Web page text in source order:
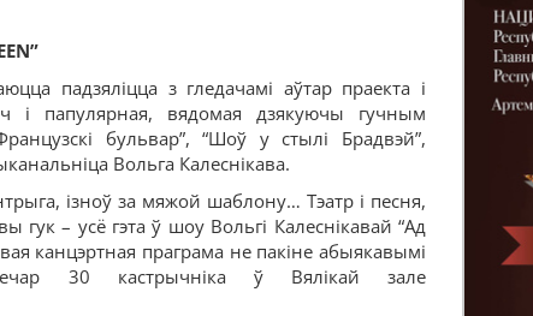
падзяліцца з гледачамі аўтар праекта і
і папулярная, вядомая дзякуючы гучным
бульвар”, “Шоў у стылі Брадвэй”,
Вольга Калеснікава.
ізноў за мяжой шаблону… Тэатр і песня,
гук – усё гэта ў шоу Вольгі Калеснікавай “Ад
канцэртная праграма не пакіне абыякавымі
30 кастрычніка ў Вялікай зале